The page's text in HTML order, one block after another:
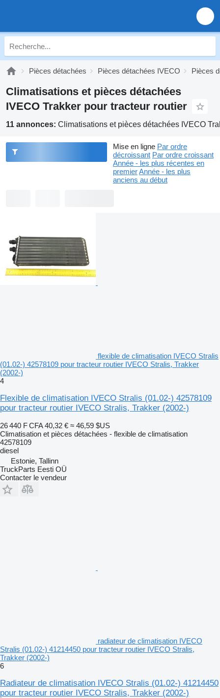
Pièces détachées Pièces détachées IVECO Pièces
Climatisations et pièces détachées
IVECO Trakker pour tracteur routier
11 annonces: Climatisations et pièces détachées IVECO
Mise en ligne Par ordre
décroissant Par ordre croissant
Année - les plus récentes en
premierAnnée - les plus
anciens au début
flexible de climatisation IVECO Stralis
(01.02-) 42578109 pour tracteur routier IVECO Stralis, Trakker
(2002-)
4
Flexible de climatisation IVECO Stralis (01.02-) 42578109
pour tracteur routier IVECO Stralis, Trakker (2002-)
26 440 F CFA 40,32 € ≈ 46,59 $US
Climatisation et pièces détachées - flexible de climatisation
42578109
diesel
Estonie, Tallinn
TruckParts Eesti OÜ
Contacter le vendeur
radiateur de climatisation IVECO
Stralis (01.02-) 41214450 pour tracteur routier IVECO Stralis,
Trakker (2002-)
6
Radiateur de climatisation IVECO Stralis (01.02-) 41214450
pour tracteur routier IVECO Stralis, Trakker (2002-)